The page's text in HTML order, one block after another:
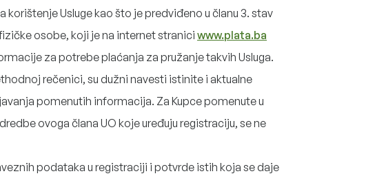
korištenje Usluge kao što je predviđeno u članu 3. stav
osobe, koji je na internet stranici www.plata.ba
za potrebe plaćanja za pružanje takvih Usluga.
rečenici, su dužni navesti istinite i aktualne
pomenutih informacija. Za Kupce pomenute u
ovoga člana UO koje uređuju registraciju, se ne
podataka u registraciji i potvrde istih koja se daje